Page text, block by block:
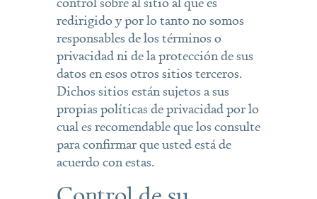
redirigido y por lo tanto no somos
responsables de los términos o
privacidad ni de la protección de sus
datos en esos otros sitios terceros.
Dichos sitios están sujetos a sus
propias políticas de privacidad por lo
cual es recomendable que los consulte
para confirmar que usted está de
acuerdo con estas.